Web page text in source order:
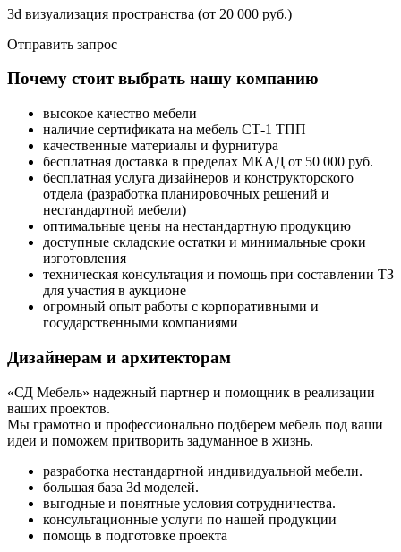
3d визуализация пространства (от 20 000 руб.)
Отправить запрос
Почему стоит выбрать нашу компанию
высокое качество мебели
наличие сертификата на мебель СТ-1 ТПП
качественные материалы и фурнитура
бесплатная доставка в пределах МКАД от 50 000 руб.
бесплатная услуга дизайнеров и конструкторского
отдела (разработка планировочных решений и
нестандартной мебели)
оптимальные цены на нестандартную продукцию
доступные складские остатки и минимальные сроки
изготовления
техническая консультация и помощь при составлении ТЗ
для участия в аукционе
огромный опыт работы с корпоративными и
государственными компаниями
Дизайнерам и архитекторам
«СД Мебель» надежный партнер и помощник в реализации
ваших проектов.
Мы грамотно и профессионально подберем мебель под ваши
идеи и поможем притворить задуманное в жизнь.
разработка нестандартной индивидуальной мебели.
большая база 3d моделей.
выгодные и понятные условия сотрудничества.
консультационные услуги по нашей продукции
помощь в подготовке проекта